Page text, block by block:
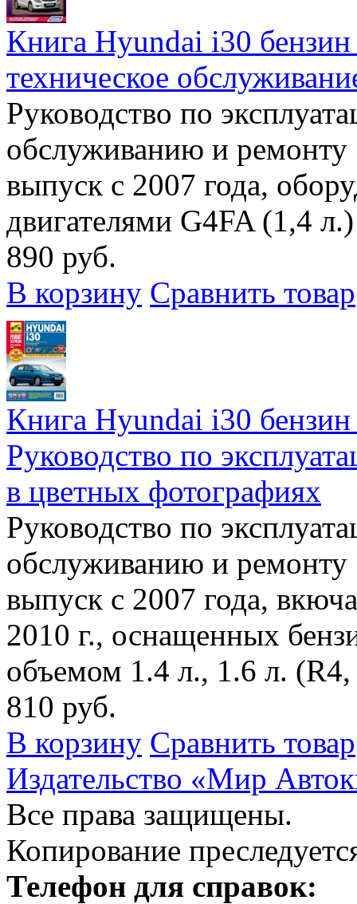
Книга Hyundai i30 бензин
техническое
Руководство по
обслуживанию и
выпуск с 2007 года,
двигателями G4FA (1,4
890 руб.
В корзину Сравнить товар
Книга Hyundai i30 бензин
Руководство по
в цветных фотографиях
Руководство по
обслуживанию и
выпуск с 2007 года,
2010 г., оснащенных
объемом 1.4 л., 1.6 л.
810 руб.
В корзину Сравнить товар
Издательство «Мир
Все права защищены.
Копирование
Телефон для справок: